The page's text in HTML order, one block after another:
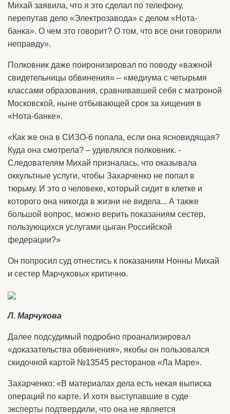
Михай заявила, что я это сделал по телефону,
перепутав дело «Электрозавода» с делом «Нота-
банка». О чем это говорит? О том, что все они говорили
неправду».
Полковник даже поиронизировал по поводу «важной
свидетельницы обвинения» – «медиума с четырьмя
классами образования, сравнивавшей себя с матроной
Московской, ныне отбывающей срок за хищения в
«Нота-банке».
«Как же она в СИЗО-6 попала, если она ясновидящая?
Куда она смотрела? – удивлялся полковник. -
Следователям Михай призналась, что оказывала
оккультные услуги, чтобы Захарченко не попал в
тюрьму. И это о человеке, который сидит в клетке и
которого она никогда в жизни не видела... А также
большой вопрос, можно верить показаниям сестер,
пользующихся услугами цыган Российской
федерации?»
Он попросил суд отнестись к показаниям Нонны Михай
и сестер Марчуковых критично.
Л. Марчукова
Далее подсудимый подробно проанализировал
«доказательства обвинения», якобы он пользовался
скидочной картой №13545 ресторанов «Ла Маре».
Захарченко: «В материалах дела есть некая выписка
операций по карте. И хотя выступавшие в суде
эксперты подтвердили, что она не является